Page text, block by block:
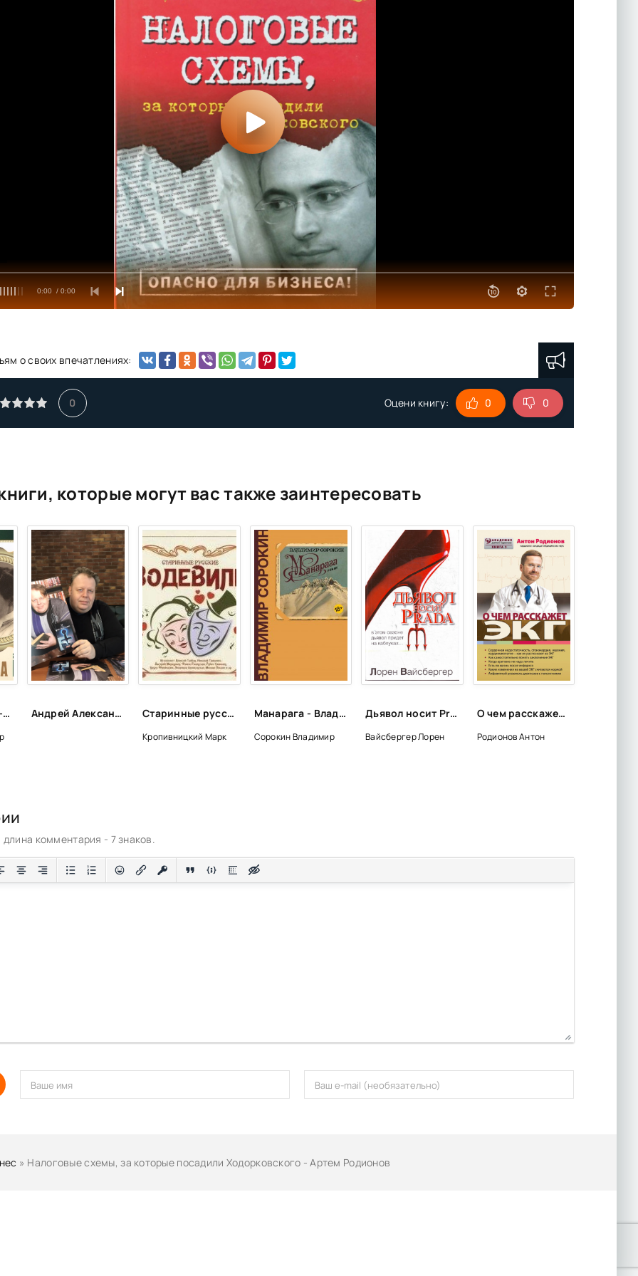
0:00 / 0:00
о своих впечатлениях:
0 Оцени книгу: 0 0
которые могут вас также заинтересовать
Ольга Книппер-Чехова - Федор Достоевский, Лев Толстой, Антон Чехов, Владимир Даль Андрей Александрович Васильев Старинные русские водевили - Марк Кропивницкий, Дмитрий Ленский, Николай Некрасов, Александр Писарев, Павел Федоров
Кропивницкий Марк
Манарага - Владимир Сорокин
Сорокин Владимир
Дьявол носит Prada - Лорен Вайсбергер
Вайсбергер Лорен
О чем расскажет ЭКГ - Антон Родионов
Родионов Антон
комментария - 7 знаков.
» Налоговые схемы, за которые посадили Ходорковского - Артем Родионов